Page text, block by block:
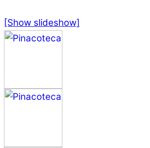
[Show slideshow]